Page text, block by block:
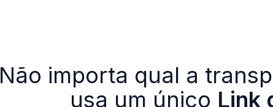
Não importa qual a
usa um único Link